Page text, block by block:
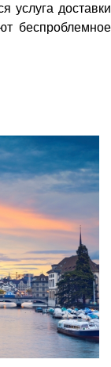
услуга доставки
беспроблемное